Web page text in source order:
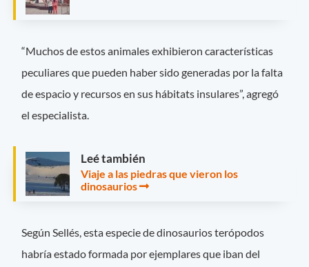
“Muchos de estos animales exhibieron características
peculiares que pueden haber sido generadas por la falta
de espacio y recursos en sus hábitats insulares”, agregó
el especialista.
Leé también
Viaje a las piedras que vieron los
dinosaurios
Según Sellés, esta especie de dinosaurios terópodos
habría estado formada por ejemplares que iban del